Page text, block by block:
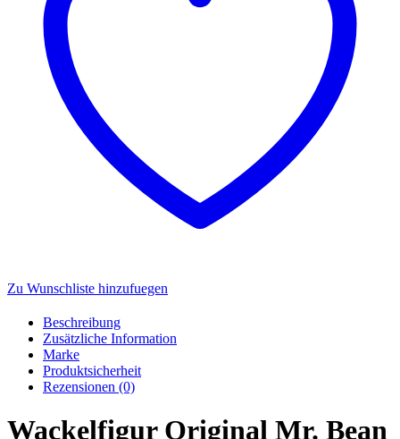
Zu Wunschliste hinzufuegen
Beschreibung
Zusätzliche Information
Marke
Produktsicherheit
Rezensionen (0)
Wackelfigur Original Mr. Bean